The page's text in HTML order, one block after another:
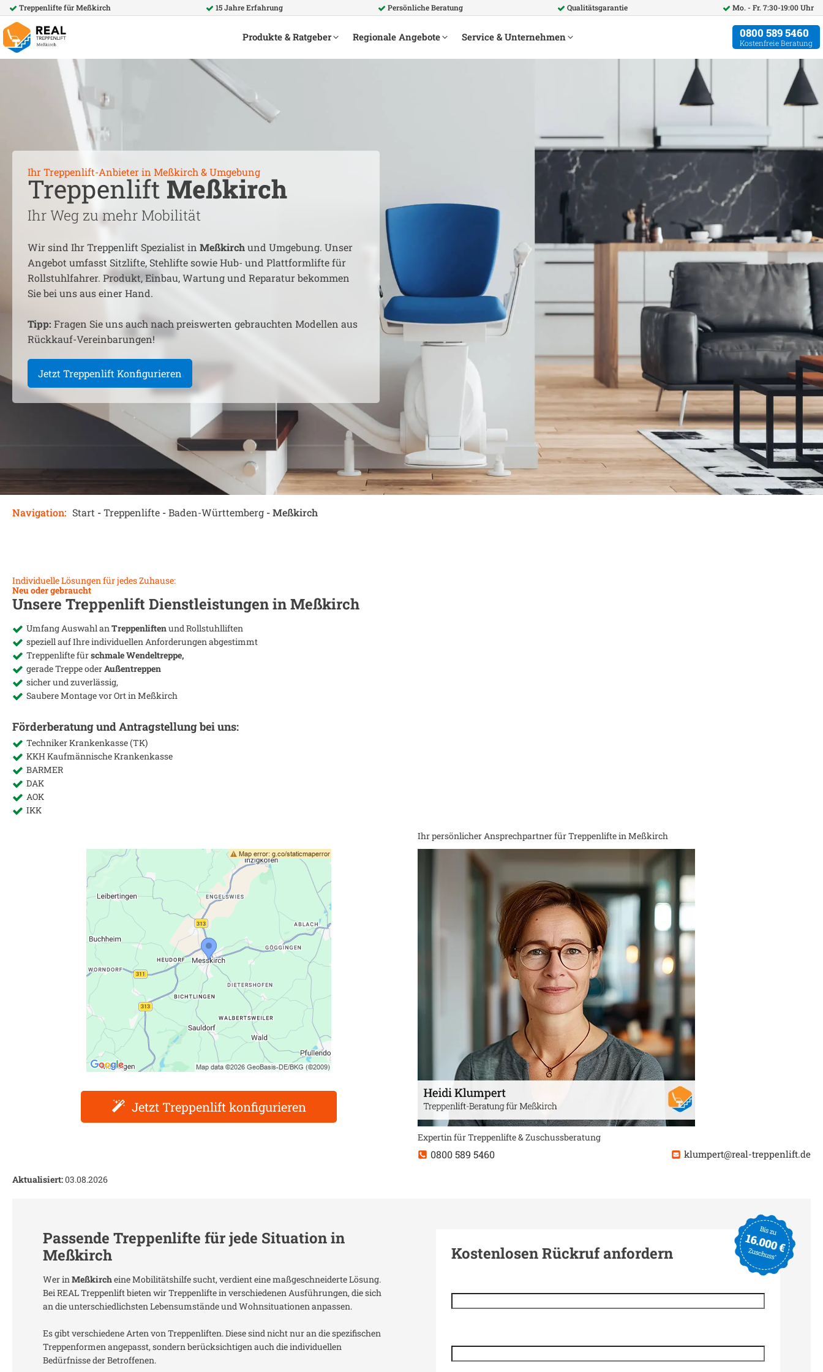
Treppenlifte fürMeßkirch 15 Jahre Erfahrung Persönliche Beratung Qualitätsgarantie Mo. - Fr. 7:30-19:00 Uhr
Produkte & Ratgeber Regionale Angebote Service & Unternehmen 0800 589 5460
Kostenfreie Beratung
Ihr Treppenlift-Anbieter in Meßkirch & Umgebung
Treppenlift Meßkirch
Ihr Weg zu mehr Mobilität
Wir sind Ihr Treppenlift Spezialist in Meßkirchund Umgebung. Unser
Angebot umfasst Sitzlifte, Stehlifte sowie Hub- und Plattformlifte für
Rollstuhlfahrer. Produkt, Einbau, Wartung und Reparatur bekommen
Sie bei uns aus einer Hand.
Tipp: Fragen Sie uns auch nach preiswerten gebrauchten Modellen aus
Rückkauf-Vereinbarungen!
Jetzt Treppenlift Konfigurieren
Navigation: Start -Treppenlifte -Baden-Württemberg -Meßkirch
Individuelle Lösungen für jedes Zuhause:
Neu oder gebraucht
Unsere Treppenlift Dienstleistungen inMeßkirch
Umfang Auswahl an Treppenliftenund Rollstuhlliften
speziell auf Ihre individuellen Anforderungen abgestimmt
Treppenlifte fürschmale Wendeltreppe,
gerade Treppe oderAußentreppen
sicher und zuverlässig,
Saubere Montage vor Ort in Meßkirch
Förderberatung und Antragstellung bei uns:
Techniker Krankenkasse (TK)
KKH Kaufmännische Krankenkasse
BARMER
DAK
AOK
IKK
Jetzt Treppenlift konfigurieren
Ihr persönlicher Ansprechpartner für Treppenlifte in Meßkirch
Expertin für Treppenlifte & Zuschussberatung
0800 589 5460 klumpert@real-treppenlift.de
Aktualisiert:03.08.2026
Passende Treppenlifte für jede Situation in
Meßkirch
Wer in Meßkircheine Mobilitätshilfe sucht, verdient eine maßgeschneiderte Lösung.
Bei REAL Treppenlift bieten wir Treppenlifte in verschiedenen Ausführungen, die sich
an die unterschiedlichsten Lebensumstände und Wohnsituationen anpassen.
Es gibt verschiedene Arten von Treppenliften. Diese sind nicht nur an die spezifischen
Treppenformen angepasst, sondern berücksichtigen auch die individuellen
Bedürfnisse der Betroffenen.
Kostenlosen Rückruf anfordern